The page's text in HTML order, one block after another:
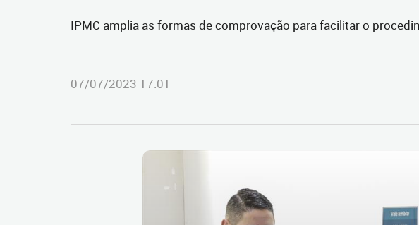
IPMC amplia as formas de comprovação para facilitar o
07/07/2023 17:01